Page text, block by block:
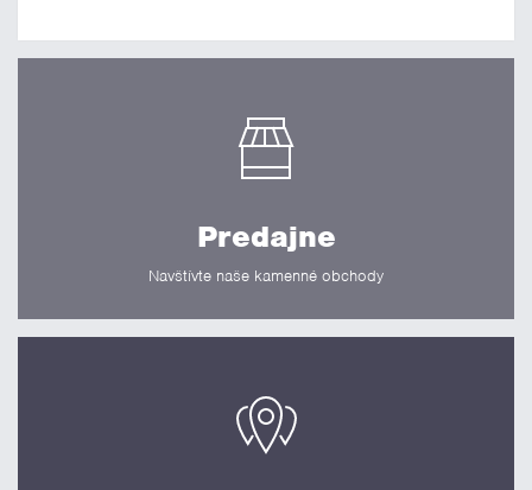
Predajne
Navštívte naše kamenné obchody